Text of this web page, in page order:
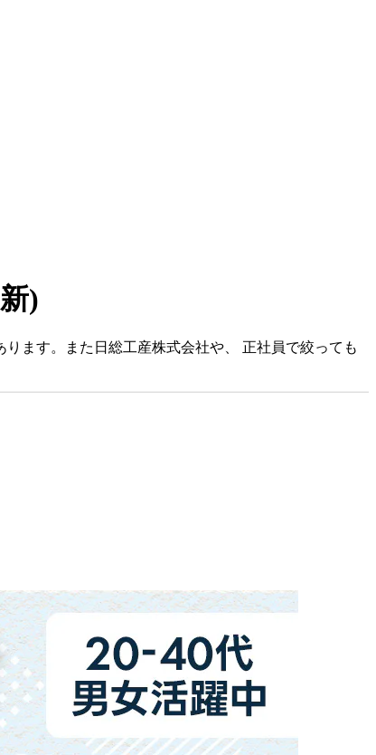
)
ます。また日総工産株式会社や、 正社員で絞っても